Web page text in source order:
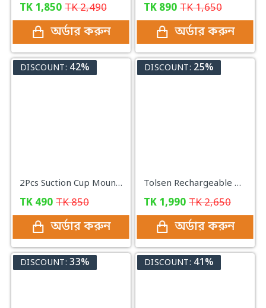
TK 1,850 TK2,490
অর্ডার করুন
TK 890 TK1,650
অর্ডার করুন
DISCOUNT: 42%
2Pcs Suction Cup Mount Car Blind Spot Mirror Wide Rear View Mirror
TK 490 TK850
অর্ডার করুন
DISCOUNT: 25%
Tolsen Rechargeable Drill Machine - Yellow
TK 1,990 TK2,650
অর্ডার করুন
DISCOUNT: 33% DISCOUNT: 41%